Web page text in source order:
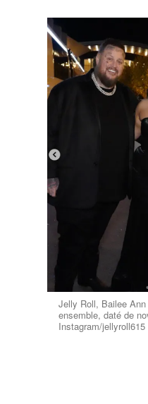
Jelly Roll, Bailee
ensemble, daté de
Instagram/jellyroll615